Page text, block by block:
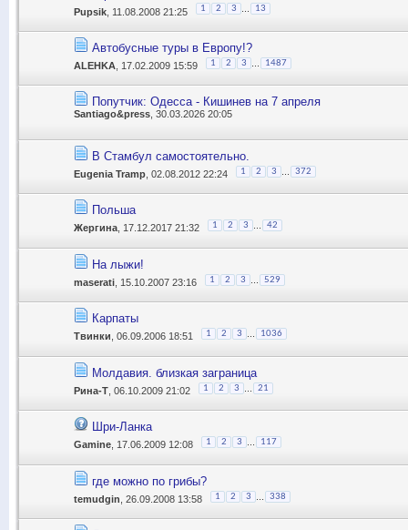
Pupsik , 11.08.2008 21:25 1 2 3 13
Автобусные туры в Европу!?
ALEHKA , 17.02.2009 15:59 1 2 3 1487
Попутчик: Одесса - Кишинев на 7 апреля
Santiago&press, 30.03.2026 20:05
В Стамбул самостоятельно.
Eugenia Tramp , 02.08.2012 22:24 1 2 3 372
Польша
Жергина , 17.12.2017 21:32 1 2 3 42
На лыжи!
maserati , 15.10.2007 23:16 1 2 3 529
Карпаты
Твинки , 06.09.2006 18:51 1 2 3 1036
Молдавия. близкая заграница
Рина-Т , 06.10.2009 21:02 1 2 3 21
Шри-Ланка
Gamine , 17.06.2009 12:08 1 2 3 117
где можно по грибы?
temudgin , 26.09.2008 13:58 1 2 3 338